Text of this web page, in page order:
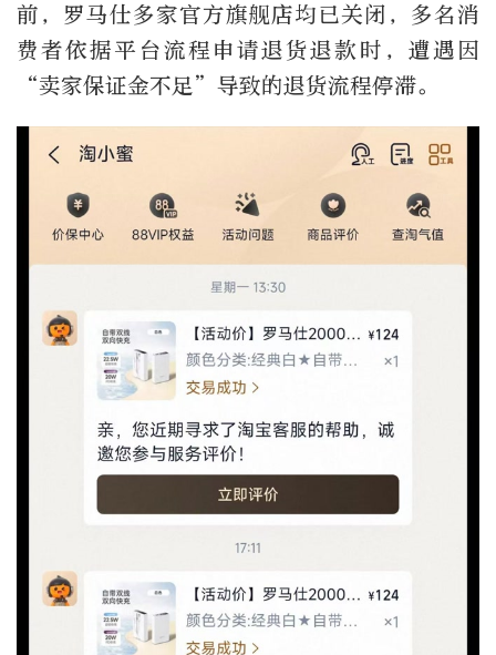
前，罗马仕多家官方旗舰店均已关闭，多名消
费者依据平台流程申请退货退款时，遭遇因
“卖家保证金不足”导致的退货流程停滞。